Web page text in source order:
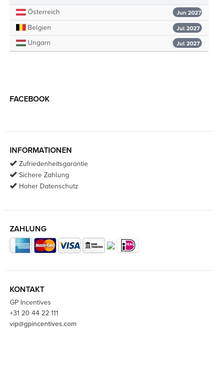
Jun 2027
Österreich
Jul 2027
Belgien
Jul 2027
Ungarn
FACEBOOK
INFORMATIONEN
Zufriedenheitsgarantie
Sichere Zahlung
Hoher Datenschutz
ZAHLUNG
KONTAKT
GP Incentives
+31 20 44 22 111
vip@gpincentives.com